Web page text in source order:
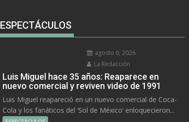
ESPECTÁCULOS
agosto 6, 2026
La Redacción
Luis Miguel hace 35 años: Reaparece en
nuevo comercial y reviven video de 1991
Luis Miguel reapareció en un nuevo comercial de Coca-
Cola y los fanáticos del ‘Sol de México’ enloquecieron...